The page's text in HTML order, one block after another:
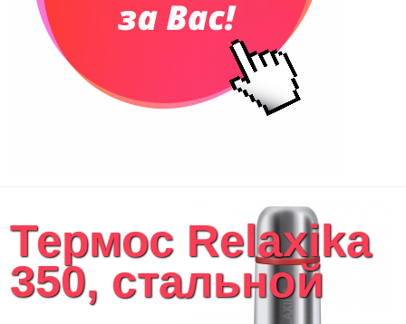
Термос Relaxika
350, стальной